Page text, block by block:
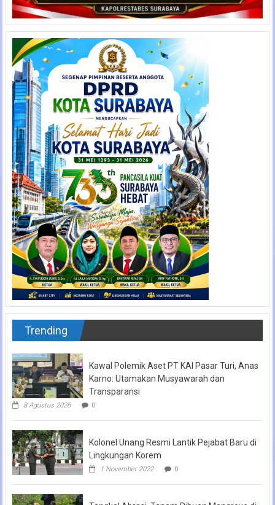
Trending
Kawal Polemik Aset PT KAI Pasar Turi, Anas
Karno: Utamakan Musyawarah dan
Transparansi
8 Agustus 2026 0
Kolonel Unang Resmi Lantik Pejabat Baru di
Lingkungan Korem
1 November 2022 0